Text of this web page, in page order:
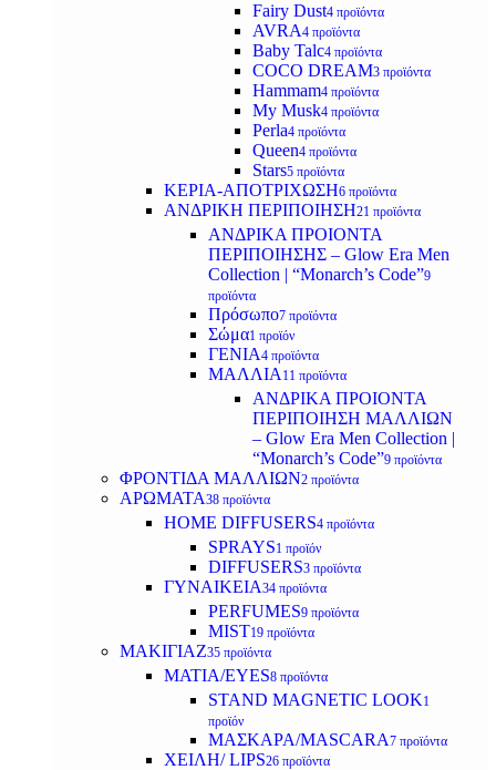
Fairy Dust4 προϊόντα
AVRA4 προϊόντα
Baby Talc4 προϊόντα
COCO DREAM3 προϊόντα
Hammam4 προϊόντα
My Musk4 προϊόντα
Perla4 προϊόντα
Queen4 προϊόντα
Stars5 προϊόντα
ΚΕΡΙΑ-ΑΠΟΤΡΙΧΩΣΗ6 προϊόντα
ΑΝΔΡΙΚΗ ΠΕΡΙΠΟΙΗΣΗ21 προϊόντα
ΑΝΔΡΙΚΑ ΠΡΟΙΟΝΤΑ
ΠΕΡΙΠΟΙΗΣΗΣ – Glow Era Men
Collection | “Monarch’s Code”9
προϊόντα
Πρόσωπο7 προϊόντα
Σώμα1 προϊόν
ΓΕΝΙΑ4 προϊόντα
ΜΑΛΛΙΑ 11 προϊόντα
ΑΝΔΡΙΚΑ ΠΡΟΙΟΝΤΑ
ΠΕΡΙΠΟΙΗΣΗ ΜΑΛΛΙΩΝ
– Glow Era Men Collection |
“Monarch’s Code”9 προϊόντα
ΦΡΟΝΤΙΔΑ ΜΑΛΛΙΩΝ2 προϊόντα
ΑΡΩΜΑΤΑ38 προϊόντα
HOME DIFFUSERS4 προϊόντα
SPRAYS1 προϊόν
DIFFUSERS3 προϊόντα
ΓΥΝΑΙΚΕΙΑ34 προϊόντα
PERFUMES9 προϊόντα
MIST19 προϊόντα
ΜΑΚΙΓΙΑΖ35 προϊόντα
ΜΑΤΙΑ/EYES8 προϊόντα
STAND MAGNETIC LOOK1
προϊόν
ΜΑΣΚΑΡΑ/MASCARA7 προϊόντα
ΧΕΙΛΗ/ LIPS26 προϊόντα